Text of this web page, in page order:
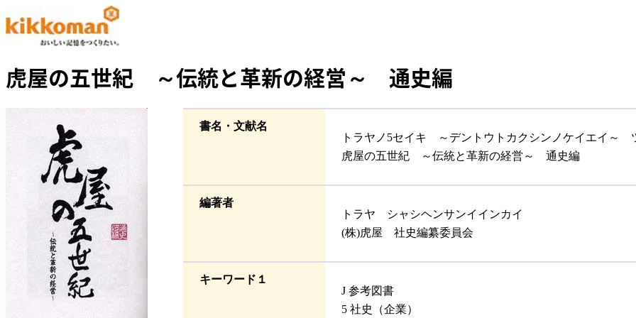
虎屋の五世紀 ～伝統と革新の経営～ 通史編
書名・文献名
トラヤノ5セイキ ～デントウトカクシンノケイエイ～
虎屋の五世紀 ～伝統と革新の経営～ 通史編
編著者
トラヤ シャシヘンサンイインカイ
(株)虎屋 社史編纂委員会
キーワード１
J 参考図書
5 社史（企業）